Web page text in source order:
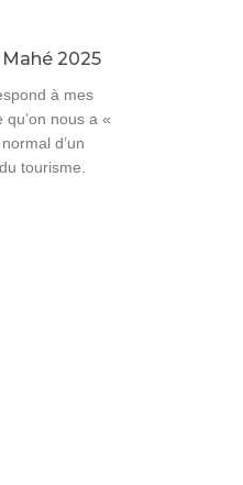
Mahé 2025
à mes
qu’on nous a «
d’un
tourisme.